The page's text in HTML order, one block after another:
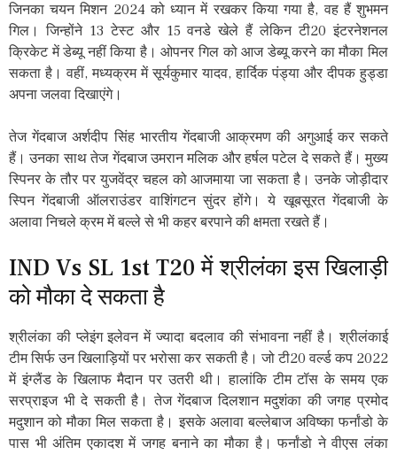
जिनका चयन मिशन 2024 को ध्यान में रखकर किया गया है, वह हैं शुभमन
गिल। जिन्होंने 13 टेस्ट और 15 वनडे खेले हैं लेकिन टी20 इंटरनेशनल
क्रिकेट में डेब्यू नहीं किया है। ओपनर गिल को आज डेब्यू करने का मौका मिल
सकता है। वहीं, मध्यक्रम में सूर्यकुमार यादव, हार्दिक पंड्या और दीपक हुड्डा
अपना जलवा दिखाएंगे।
तेज गेंदबाज अर्शदीप सिंह भारतीय गेंदबाजी आक्रमण की अगुआई कर सकते
हैं। उनका साथ तेज गेंदबाज उमरान मलिक और हर्षल पटेल दे सकते हैं। मुख्य
स्पिनर के तौर पर युजवेंद्र चहल को आजमाया जा सकता है। उनके जोड़ीदार
स्पिन गेंदबाजी ऑलराउंडर वाशिंगटन सुंदर होंगे। ये खूबसूरत गेंदबाजी के
अलावा निचले क्रम में बल्ले से भी कहर बरपाने की क्षमता रखते हैं।
IND Vs SL 1st T20 में श्रीलंका इस खिलाड़ी
को मौका दे सकता है
श्रीलंका की प्लेइंग इलेवन में ज्यादा बदलाव की संभावना नहीं है। श्रीलंकाई
टीम सिर्फ उन खिलाड़ियों पर भरोसा कर सकती है। जो टी20 वर्ल्ड कप 2022
में इंग्लैंड के खिलाफ मैदान पर उतरी थी। हालांकि टीम टॉस के समय एक
सरप्राइज भी दे सकती है। तेज गेंदबाज दिलशान मदुशंका की जगह प्रमोद
मदुशान को मौका मिल सकता है। इसके अलावा बल्लेबाज अविष्का फर्नांडो के
पास भी अंतिम एकादश में जगह बनाने का मौका है। फर्नांडो ने वीएस लंका